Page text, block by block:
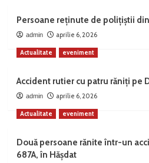
Persoane reținute de polițiștii
admin aprilie 6, 2026
Actualitate eveniment
Accident rutier cu patru răniți pe
admin aprilie 6, 2026
Actualitate eveniment
Două persoane rănite într-un
687A, în Hășdat